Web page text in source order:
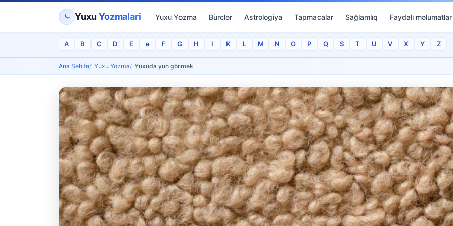
YuxuYozmalari Yuxu Yozma Bürclər Astrologiya Tapmacalar Sağlamlıq Faydalı məlumatlar
A B C D E ə F G H I K L M N O P Q S T U V X Y Z
Ana Səhifə Yuxu Yozma Yuxuda yun görmək